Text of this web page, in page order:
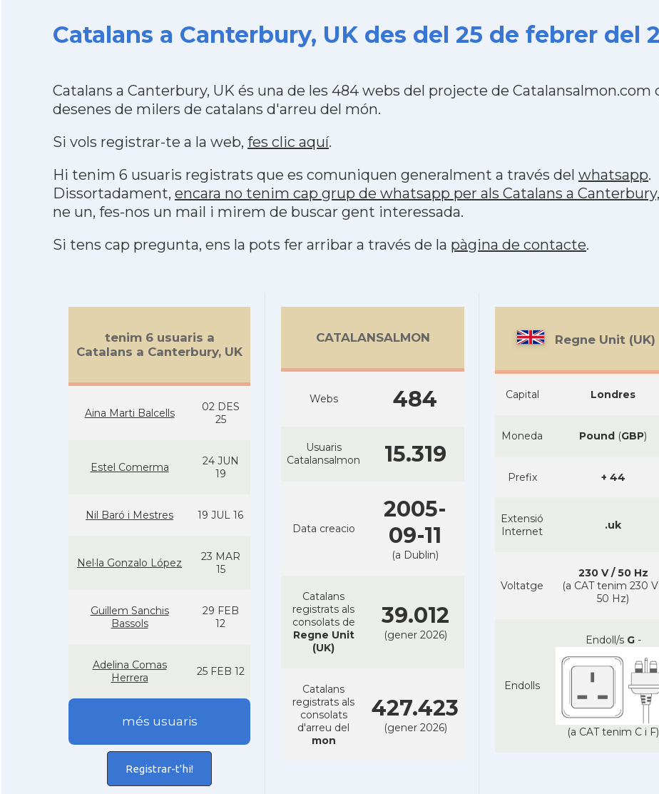
Catalans a Canterbury, UK des del 25 de febrer del
Catalans a Canterbury, UK és una de les 484 webs del projecte de Catalansalmon.com
desenes de milers de catalans d'arreu del món.
Si vols registrar-te a la web, fes clic aquí.
Hi tenim 6 usuaris registrats que es comuniquen generalment a través del whatsapp.
Dissortadament, encara no tenim cap grup de whatsapp per als Catalans a
ne un, fes-nos un mail i mirem de buscar gent interessada.
Si tens cap pregunta, ens la pots fer arribar a través de la pàgina de contacte.
tenim 6 usuaris a
Catalans a Canterbury, UK
Aina Marti Balcells
02 DES
25
Estel Comerma
24 JUN
19
Nil Baró i Mestres 19 JUL 16
Nel·la Gonzalo López
23 MAR
15
Guillem Sanchis
Bassols
29 FEB
12
Adelina Comas
Herrera
25 FEB 12
més usuaris
Registrar-t'hi!
CATALANSALMON
Webs 484
Usuaris
Catalansalmon
15.319
Data creacio
2005-
09-11
(a Dublin)
Catalans
registrats als
consolats de
Regne Unit
(UK)
39.012
(gener 2026)
Catalans
registrats als
consolats
d'arreu del
mon
427.423
(gener 2026)
Regne Unit (UK)
Capital Londres
Moneda Pound (GBP)
Prefix + 44
Extensió
Internet
.uk
Voltatge
230 V / 50 Hz
(a CAT tenim 230
50 Hz)
Endolls
Endoll/s G-
(a CAT tenim C i F)